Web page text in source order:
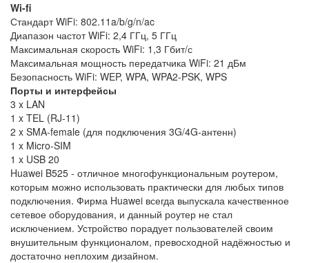
Wi-fi
Стандарт WiFi: 802.11a/b/g/n/ac
Диапазон частот WiFi: 2,4 ГГц, 5 ГГц
Максимальная скорость WiFi: 1,3 Гбит/с
Максимальная мощность передатчика WiFi: 21 дБм
Безопасность WiFi: WEP, WPA, WPA2-PSK, WPS
Порты и интерфейсы
3 x LAN
1 x TEL (RJ-11)
2 x SMA-female (для подключения 3G/4G-антенн)
1 x Micro-SIM
1 x USB 20
Huawei B525 - отличное многофункциональным роутером,
которым можно использовать практически для любых типов
подключения. Фирма Huawei всегда выпускала качественное
сетевое оборудования, и данный роутер не стал
исключением. Устройство порадует пользователей своим
внушительным функционалом, превосходной надёжностью и
достаточно неплохим дизайном.